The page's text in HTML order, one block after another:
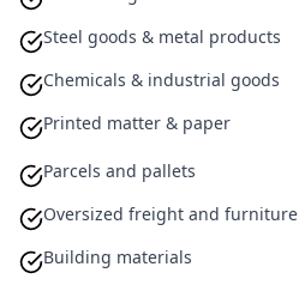
Steel goods & metal products
Chemicals & industrial goods
Printed matter & paper
Parcels and pallets
Oversized freight and furniture
Building materials